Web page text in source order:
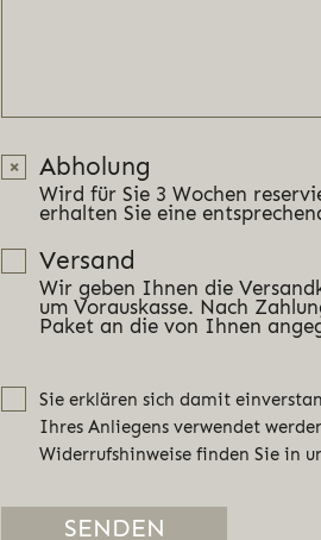
Abholung
Wird für Sie 3 Wochen
erhalten Sie eine
Versand
Wir geben Ihnen die
um Vorauskasse. Nach
Paket an die von Ihnen
Sie erklären sich damit
Ihres Anliegens verwendet
Widerrufshinweise finden Sie in